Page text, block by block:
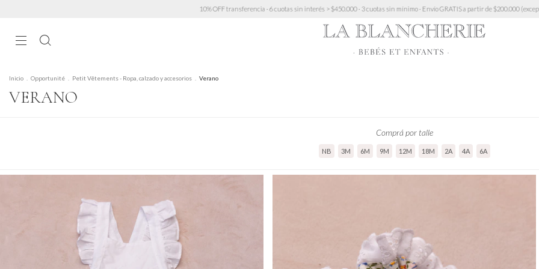
10% OFF transferencia · 6 cuotas sin interés > $450.000 · 3 cuotas sin mínimo · Envío GRATIS a partir de $200.000 (excepto Muebles) 10% OFF transferencia · 6 cuotas sin interés >
Inicio Opportunité Petit Vêtements - Ropa, calzado y accesorios Verano
VERANO
Comprá por talle
NB 3M 6M 9M 12M 18M 2A 4A 6A